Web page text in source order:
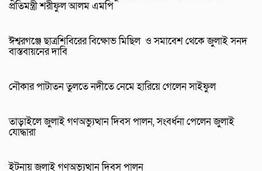
প্রতিমন্ত্রী শরীফুল আলম এমপি
ঈশ্বরগঞ্জে ছাত্রশিবিরের বিক্ষোভ মিছিল ও সমাবেশ থেকে জুলাই সনদ
বাস্তবায়নের দাবি
নৌকার পাটাতন তুলতে নদীতে নেমে হারিয়ে গেলেন সাইফুল
তাড়াইলে জুলাই গণঅভ্যুত্থান দিবস পালন, সংবর্ধনা পেলেন জুলাই
যোদ্ধারা
ইটনায় জুলাই গণঅভ্যুত্থান দিবস পালন